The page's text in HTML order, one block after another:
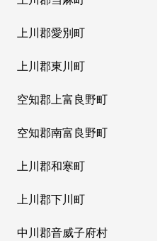
上川郡愛別町
上川郡東川町
空知郡上富良野町
空知郡南富良野町
上川郡和寒町
上川郡下川町
中川郡音威子府村